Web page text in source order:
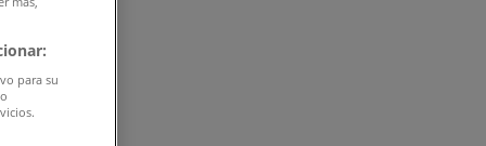
para su